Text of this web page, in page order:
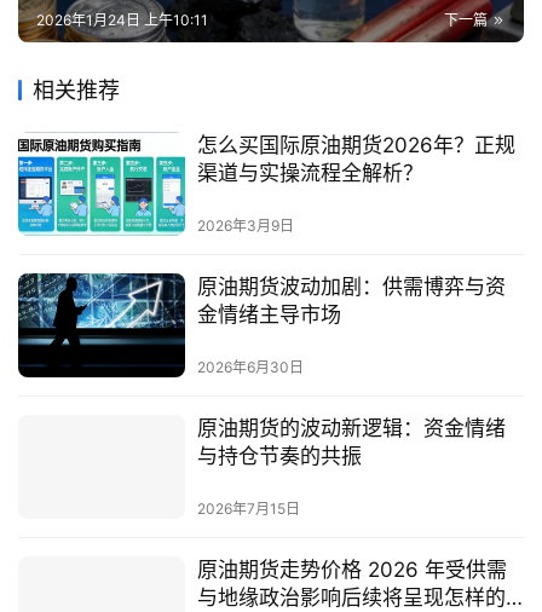
下一篇
2026年1月24日 上午10:11
相关推荐
怎么买国际原油期货2026年？正规
渠道与实操流程全解析？
2026年3月9日
原油期货波动加剧：供需博弈与资
金情绪主导市场
2026年6月30日
原油期货的波动新逻辑：资金情绪
与持仓节奏的共振
2026年7月15日
原油期货走势价格 2026 年受供需
与地缘政治影响后续将呈现怎样的